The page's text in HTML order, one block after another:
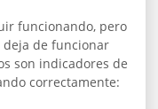
funcionando, pero
de funcionar
son indicadores de
correctamente: